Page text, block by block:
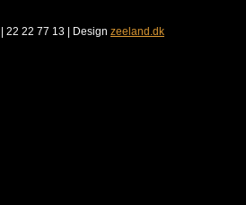
| 22 22 77 13 | Design zeeland.dk